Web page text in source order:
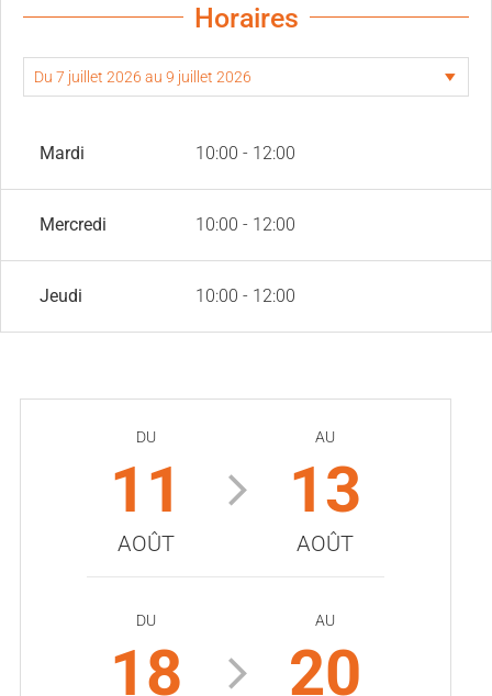
Horaires
Mardi 10:00 - 12:00
Mercredi 10:00 - 12:00
Jeudi 10:00 - 12:00
DU
11
AOÛT
AU
13
AOÛT
DU
18
AU
20